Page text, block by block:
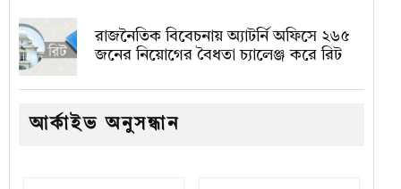
রাজনৈতিক বিবেচনায় অ‍্যাটর্নি অফিসে ২৬৫
জনের নিয়োগের বৈধতা চ্যালেঞ্জ করে রিট
আর্কাইভ অনুসন্ধান